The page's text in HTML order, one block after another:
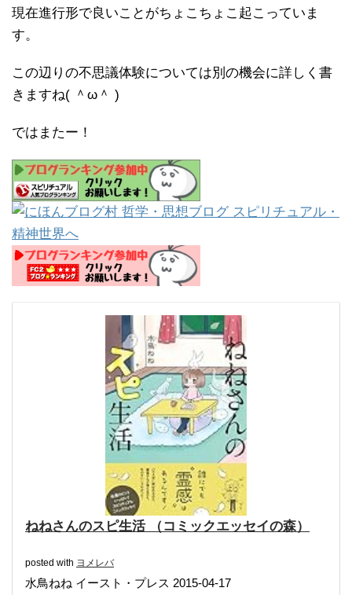
現在進行形で良いことがちょこちょこ起こっていま
す。
この辺りの不思議体験については別の機会に詳しく書
きますね( ＾ω＾ )
ではまたー！
ねねさんのスピ生活 （コミックエッセイの森）
posted with ヨメレバ
水鳥ねね イースト・プレス 2015-04-17